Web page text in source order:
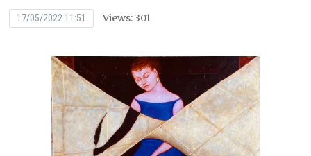
17/05/2022 11:51 Views: 301